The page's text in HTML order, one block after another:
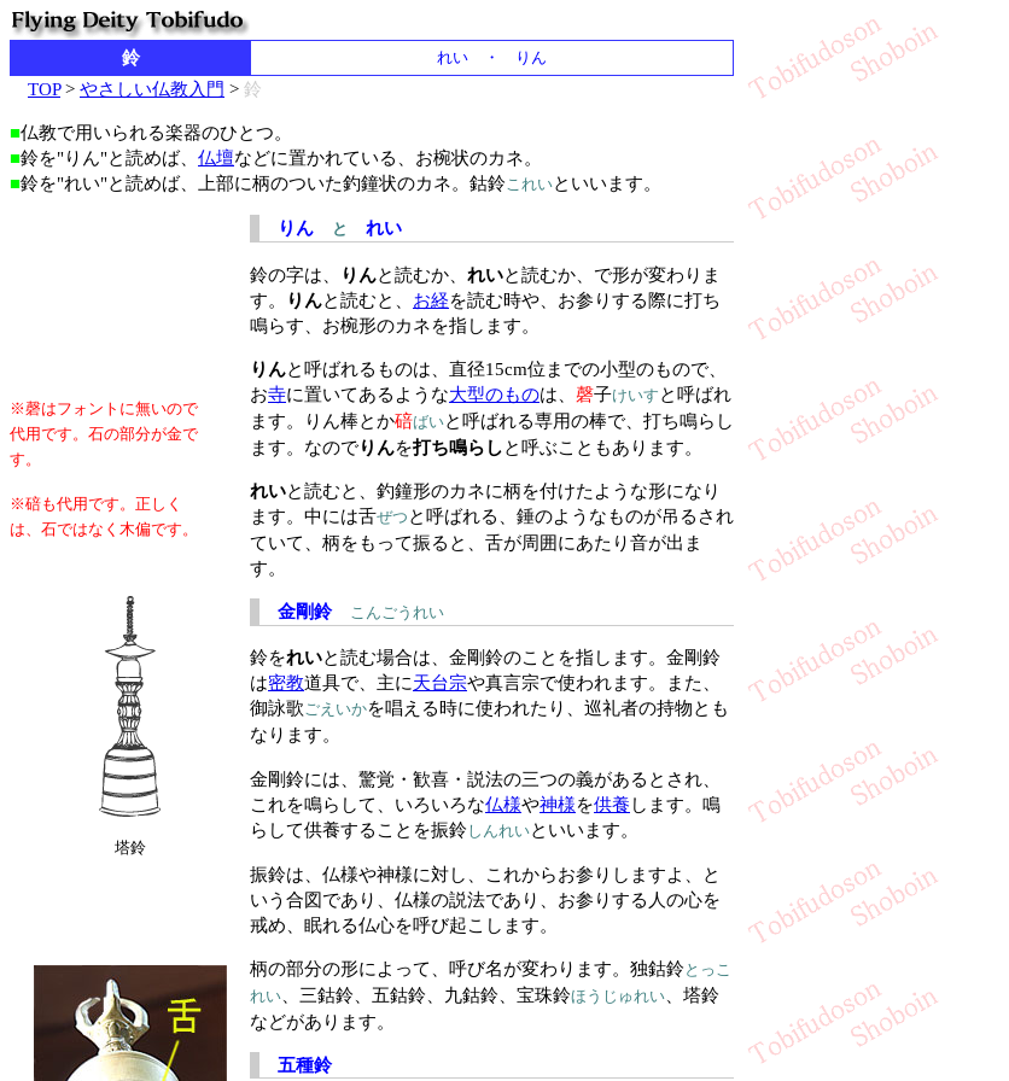
鈴 れい ・ りん
TOP> やさしい仏教入門 > 鈴
■仏教で用いられる楽器のひとつ。
■鈴を"りん"と読めば、 仏壇などに置かれている、お椀状のカネ。
■鈴を"れい"と読めば、上部に柄のついた釣鐘状のカネ。鈷鈴これいといいます。
※磬はフォントに無いので
代用です。石の部分が金で
す。
※碚も代用です。正しく
は、石ではなく木偏です。
塔鈴
りん と れい
鈴の字は、 りんと読むか、 れいと読むか、で形が変わりま
す。
りんと読むと、 お経を読む時や、お参りする際に打ち
鳴らす、お椀形のカネを指します。
りんと呼ばれるものは、直径15cm位までの小型のもので、
お寺に置いてあるような大型のものは、 磬子けいす と呼ばれ
ます。りん棒とか碚ばいと呼ばれる専用の棒で、打ち鳴らし
ます。なのでりんを打ち鳴らしと呼ぶこともあります。
れいと読むと、釣鐘形のカネに柄を付けたような形になり
ます。中には舌ぜつ と呼ばれる、錘のようなものが吊るされ
ていて、柄をもって振ると、舌が周囲にあたり音が出ま
す。
金剛鈴 こんごうれい
鈴をれいと読む場合は、金剛鈴のことを指します。金剛鈴
は密教道具で、主に天台宗や真言宗で使われます。また、
御詠歌ごえいかを唱える時に使われたり、巡礼者の持物とも
なります。
金剛鈴には、驚覚・歓喜・説法の三つの義があるとされ、
これを鳴らして、いろいろな仏様や神様を供養 します。鳴
らして供養することを振鈴 しんれいといいます。
振鈴は、仏様や神様に対し、これからお参りしますよ、と
いう合図であり、仏様の説法であり、お参りする人の心を
戒め、眠れる仏心を呼び起こします。
柄の部分の形によって、呼び名が変わります。独鈷鈴 とっこ
れい 、三鈷鈴、五鈷鈴、九鈷鈴、宝珠鈴ほうじゅれい 、塔鈴
などがあります。
五種鈴